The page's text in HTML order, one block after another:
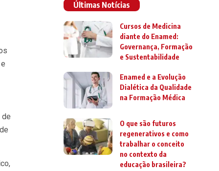
Últimas Notícias
Cursos de Medicina
diante do Enamed:
Governança, Formação
e Sustentabilidade
Enamed e a Evolução
Dialética da Qualidade
na Formação Médica
O que são futuros
regenerativos e como
trabalhar o conceito
no contexto da
educação brasileira?